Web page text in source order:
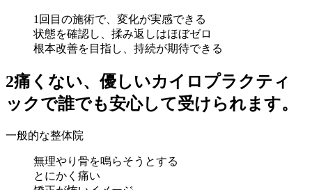
1回目の施術で、変化が実感できる
状態を確認し、揉み返しはほぼゼロ
根本改善を目指し、持続が期待できる
2痛くない、優しいカイロプラクティ
ックで誰でも安心して受けられます。
一般的な整体院
無理やり骨を鳴らそうとする
とにかく痛い